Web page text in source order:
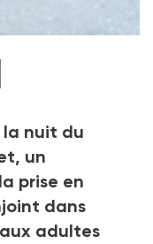
la nuit du
un
prise en
dans
adultes